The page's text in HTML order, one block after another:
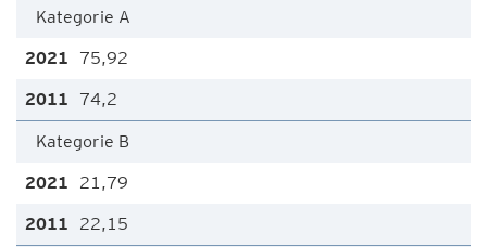
Kategorie A
75,92
74,2
Kategorie B
21,79
22,15